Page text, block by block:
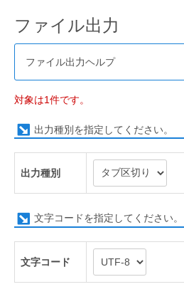
ファイル出力
ファイル出力ヘルプ
対象は1件です。
出力種別を指定してください。
出力種別
文字コードを指定してください。
文字コード